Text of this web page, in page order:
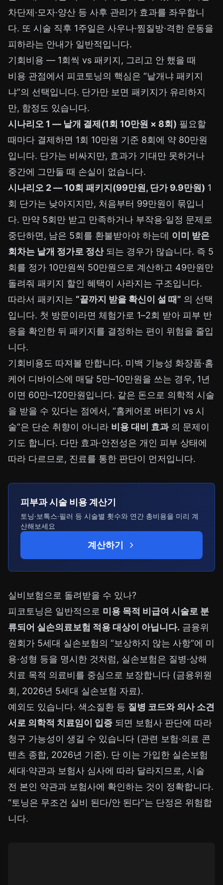
차단제·모자·양산 등 사후 관리가 효과를 좌우합니
다. 또 시술 직후 1주일은 사우나·찜질방·격한 운동을
피하라는 안내가 일반적입니다.
기회비용 — 1회씩 vs 패키지, 그리고 안 했을 때
비용 관점에서 피코토닝의 핵심은 “낱개냐 패키지
냐”의 선택입니다. 단가만 보면 패키지가 유리하지
만, 함정도 있습니다.
시나리오 1 — 낱개 결제(1회 10만원 × 8회) 필요할
때마다 결제하면 1회 10만원 기준 8회에 약 80만원
입니다. 단가는 비싸지만, 효과가 기대만 못하거나
중간에 그만둘 때 손실이 없습니다.
시나리오 2 — 10회 패키지(99만원, 단가 9.9만원) 1
회 단가는 낮아지지만, 처음부터 99만원이 묶입니
다. 만약 5회만 받고 만족하거나 부작용·일정 문제로
중단하면, 남은 5회를 환불받아야 하는데 이미 받은
회차는 낱개 정가로 정산되는 경우가 많습니다. 즉 5
회를 정가 10만원씩 50만원으로 계산하고 49만원만
돌려줘 패키지 할인 혜택이 사라지는 구조입니다.
따라서 패키지는 “끝까지 받을 확신이 설 때” 의 선택
입니다. 첫 방문이라면 체험가로 1–2회 받아 피부 반
응을 확인한 뒤 패키지를 결정하는 편이 위험을 줄입
니다.
기회비용도 따져볼 만합니다. 미백 기능성 화장품·홈
케어 디바이스에 매달 5만–10만원을 쓰는 경우, 1년
이면 60만–120만원입니다. 같은 돈으로 의학적 시술
을 받을 수 있다는 점에서, “홈케어로 버티기 vs 시
술”은 단순 취향이 아니라 비용 대비 효과의 문제이
기도 합니다. 다만 효과·안전성은 개인 피부 상태에
따라 다르므로, 진료를 통한 판단이 먼저입니다.
피부과 시술 비용 계산기
토닝·보톡스·필러 등 시술별 횟수와 연간 총비용을 미리 계
산해보세요
계산하기
실비보험으로 돌려받을 수 있나?
피코토닝은 일반적으로 미용 목적 비급여 시술로 분
류되어 실손의료보험 적용 대상이 아닙니다. 금융위
원회가 5세대 실손보험의 “보상하지 않는 사항”에 미
용·성형 등을 명시한 것처럼, 실손보험은 질병·상해
치료 목적 의료비를 중심으로 보장합니다 (금융위원
회, 2026년 5세대 실손보험 자료).
예외도 있습니다. 색소질환 등 질병 코드와 의사 소견
서로 의학적 치료임이 입증 되면 보험사 판단에 따라
청구 가능성이 생길 수 있습니다 (관련 보험·의료 콘
텐츠 종합, 2026년 기준). 단 이는 가입한 실손보험
세대·약관과 보험사 심사에 따라 달라지므로, 시술
전 본인 약관과 보험사에 확인하는 것이 정확합니다.
“토닝은 무조건 실비 된다/안 된다”는 단정은 위험합
니다.